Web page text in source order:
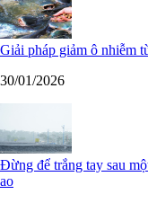
Giải pháp giảm ô nhiễm
30/01/2026
Đừng để trắng tay sau
ao